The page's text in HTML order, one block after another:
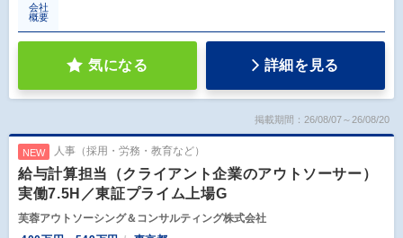
会社
概要
気になる 詳細を見る
掲載期間：26/08/07～26/08/20
NEW 人事（採用・労務・教育など）
給与計算担当（クライアント企業のアウトソーサー）
実働7.5H／東証プライム上場G
芙蓉アウトソーシング＆コンサルティング株式会社